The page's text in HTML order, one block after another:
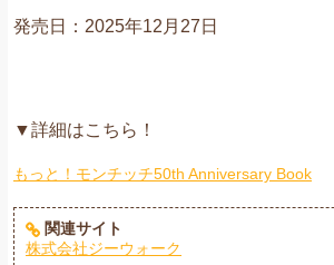
発売日：2025年12月27日
▼詳細はこちら！
もっと！モンチッチ50th Anniversary Book
関連サイト
株式会社ジーウォーク